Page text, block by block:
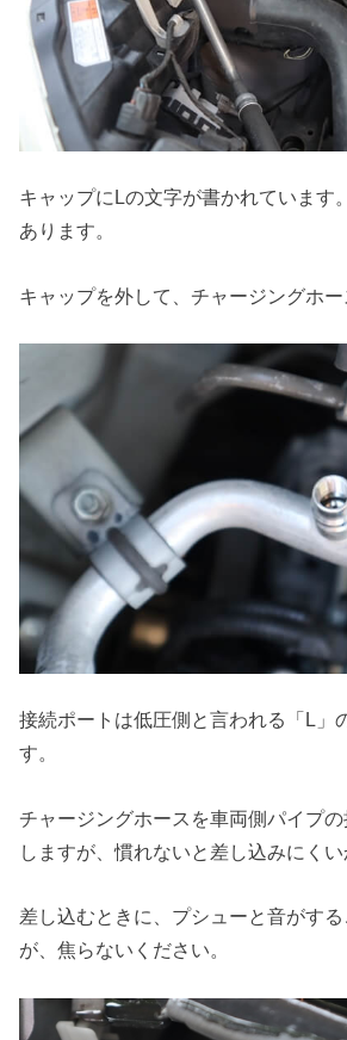
キャップにLの文字が書かれています
あります。
キャップを外して、チャージングホー
接続ポートは低圧側と言われる「L」
す。
チャージングホースを車両側パイプ
しますが、慣れないと差し込みにくい
差し込むときに、プシューと音がす
が、焦らないください。